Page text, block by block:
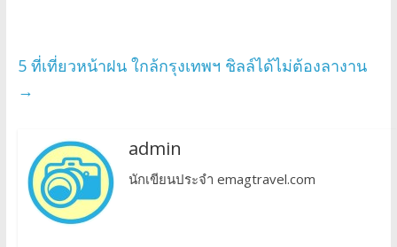
5 ที่เที่ยวหน้าฝน ใกล้กรุงเทพฯ ชิลล์ได้ไม่ต้องลางาน
→
admin
นักเขียนประจำ emagtravel.com